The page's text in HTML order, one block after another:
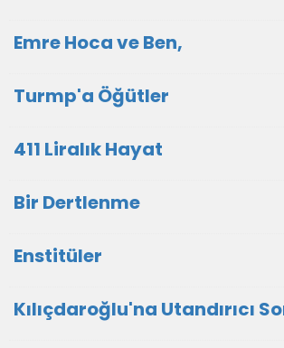
Emre Hoca ve Ben,
Turmp'a Öğütler
411 Liralık Hayat
Bir Dertlenme
Enstitüler
Kılıçdaroğlu'na Utandırıcı